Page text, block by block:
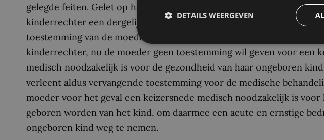
gelegde feiten. Gelet op hetgeen Bureau Jeugdzorg heeft
kinderrechter een dergelijke uitzonderingssituatie aan en komt tot
toestemming van de moeder vervangen dient te worden door de
kinderrechter, nu de moeder geen toestemming wil geven voor een
medisch noodzakelijk is voor de gezondheid van haar ongeboren
verleent aldus vervangende toestemming voor de medische
moeder voor het geval een keizersnede medisch noodzakelijk is
geboren worden van het kind, om daarmee een acute en ernstige
ongeboren kind weg te nemen.
DETAILS WEERGEVEN